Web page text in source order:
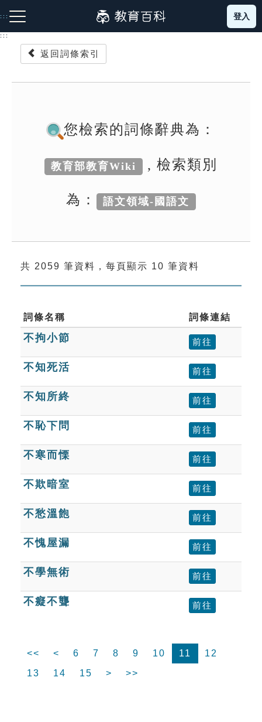
到
主
:::
成語故事
索引選單
單字索引
生命大百科索引
遊戲專區
教學應用
貓頭鷹博士
登入
:::
返回詞條索引
您檢索的詞條辭典為：
教育部教育Wiki , 檢索類別
為： 語文領域-國語文
共 2059 筆資料，每頁顯示 10 筆資料
詞條名稱 詞條連結
不拘小節 前往
不知死活 前往
不知所終 前往
不恥下問 前往
不寒而慄 前往
不欺暗室 前往
不愁溫飽 前往
不愧屋漏 前往
不學無術 前往
不癡不聾 前往
<< < 6 7 8 9 10 11
12
13
14 15 > >>